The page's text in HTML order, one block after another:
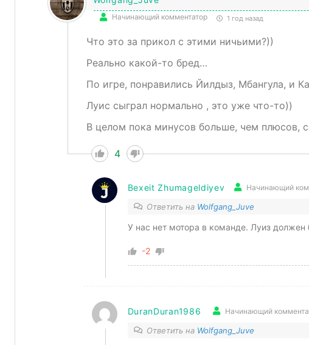
Начинающий комментатор 1 год назад
Что это за прикол с этими ничьими?))
Реально какой-то бред…
По игре, понравились Йилдыз, Мбангула, и
Луис сыграл нормально , это уже что-то))
В целом пока минусов больше, чем плюсов,
4
Bexeit Zhumageldiyev Начинающий
Ответить на Wolfgang_Juve
У нас нет мотора в команде. Луиз
-2
DuranDuran1986 Начинающий
Ответить на Wolfgang_Juve